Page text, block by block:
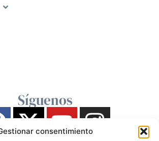
consentimiento
Síguenos